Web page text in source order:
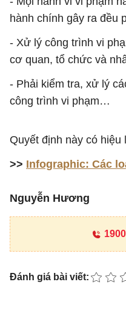
hành chính gây ra đều
- Xử lý công trình vi
cơ quan, tổ chức và
- Phải kiểm tra, xử lý
công trình vi phạm…
Quyết định này có
>> Infographic: Các
Nguyễn Hương
Đánh giá bài viết: